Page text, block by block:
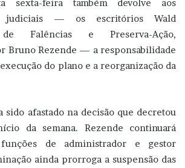
sexta-feira também devolve aos
judiciais — os escritórios Wald
de Falências e Preserva-Ação,
Bruno Rezende — a responsabilidade
do plano e a reorganização da
sido afastado na decisão que decretou
da semana. Rezende continuará
funções de administrador e gestor
ainda prorroga a suspensão das